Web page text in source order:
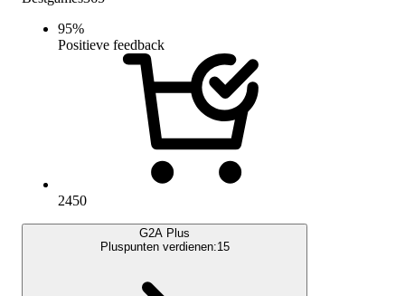
95%
Positieve feedback
2450
G2A Plus
Pluspunten verdienen:15